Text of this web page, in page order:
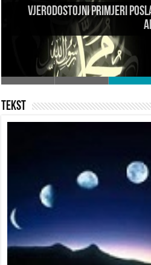
Pravila lijepog ponašanja
Tekst